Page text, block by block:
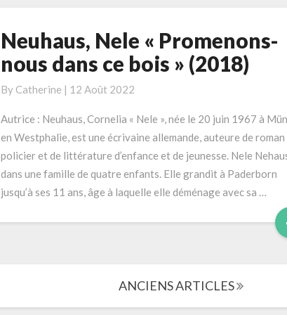
Neuhaus,
«
Promenons-
dans
ce
bois
»
(2018)
Neuhaus, Nele « Promenons-
nous dans ce bois » (2018)
By Catherine | 12 Août 2022
Autrice : Neuhaus, Cornelia « Nele », née le 20 juin 1967 à
en Westphalie, est une écrivaine allemande, auteure de roman
policier et de littérature d’enfance et de jeunesse. Nele
dans une famille de quatre enfants. Elle grandit à Paderborn
jusqu’à ses 11 ans, âge à laquelle elle déménage avec sa …
ANCIENS ARTICLES